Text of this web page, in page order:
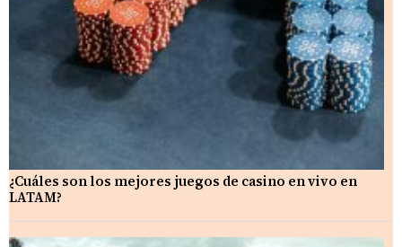
¿Cuáles son los mejores juegos de casino en vivo en
LATAM?